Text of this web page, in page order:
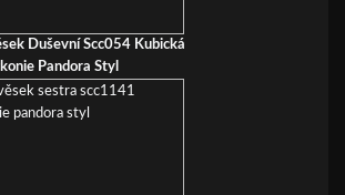
Duševní Scc054 Kubická
Pandora Styl